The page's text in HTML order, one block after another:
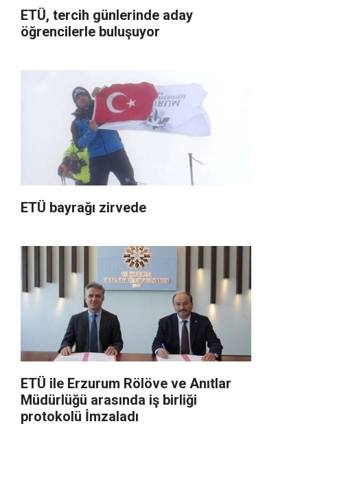
ETÜ, tercih günlerinde aday
öğrencilerle buluşuyor
ETÜ bayrağı zirvede
ETÜ ile Erzurum Rölöve ve Anıtlar
Müdürlüğü arasında iş birliği
protokolü İmzaladı